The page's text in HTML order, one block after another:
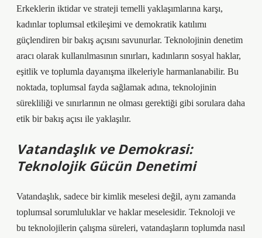
Erkeklerin iktidar ve strateji temelli yaklaşımlarına karşı,
kadınlar toplumsal etkileşimi ve demokratik katılımı
güçlendiren bir bakış açısını savunurlar. Teknolojinin denetim
aracı olarak kullanılmasının sınırları, kadınların sosyal haklar,
eşitlik ve toplumla dayanışma ilkeleriyle harmanlanabilir. Bu
noktada, toplumsal fayda sağlamak adına, teknolojinin
sürekliliği ve sınırlarının ne olması gerektiği gibi sorulara daha
etik bir bakış açısı ile yaklaşılır.
Vatandaşlık ve Demokrasi:
Teknolojik Gücün Denetimi
Vatandaşlık, sadece bir kimlik meselesi değil, aynı zamanda
toplumsal sorumluluklar ve haklar meselesidir. Teknoloji ve
bu teknolojilerin çalışma süreleri, vatandaşların toplumda nasıl